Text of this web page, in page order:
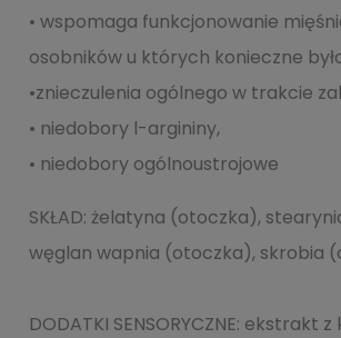
• wspomaga funkcjonowanie
osobników u których konieczne
•znieczulenia ogólnego w trakcie
• niedobory l-argininy,
• niedobory ogólnoustrojowe
SKŁAD: żelatyna (otoczka),
węglan wapnia (otoczka), skrobia
DODATKI SENSORYCZNE: ekstrakt